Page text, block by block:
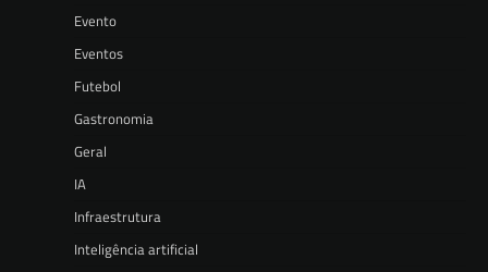
Evento
Eventos
Futebol
Gastronomia
Geral
IA
Infraestrutura
Inteligência artificial